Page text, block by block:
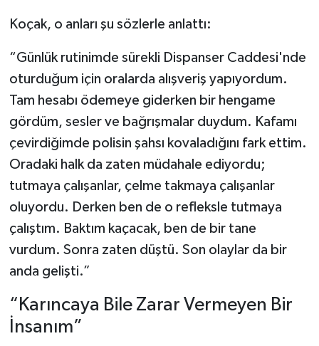
Koçak, o anları şu sözlerle anlattı:
“Günlük rutinimde sürekli Dispanser Caddesi'nde
oturduğum için oralarda alışveriş yapıyordum.
Tam hesabı ödemeye giderken bir hengame
gördüm, sesler ve bağrışmalar duydum. Kafamı
çevirdiğimde polisin şahsı kovaladığını fark ettim.
Oradaki halk da zaten müdahale ediyordu;
tutmaya çalışanlar, çelme takmaya çalışanlar
oluyordu. Derken ben de o refleksle tutmaya
çalıştım. Baktım kaçacak, ben de bir tane
vurdum. Sonra zaten düştü. Son olaylar da bir
anda gelişti.”
“Karıncaya Bile Zarar Vermeyen Bir
İnsanım”